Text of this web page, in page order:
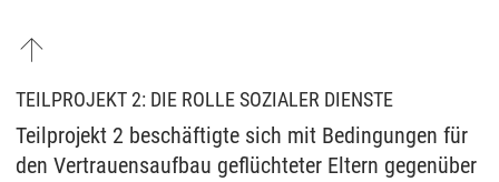
TEILPROJEKT 2: DIE ROLLE SOZIALER DIENSTE
Teilprojekt 2 beschäftigte sich mit Bedingungen für
den Vertrauensaufbau geflüchteter Eltern gegenüber